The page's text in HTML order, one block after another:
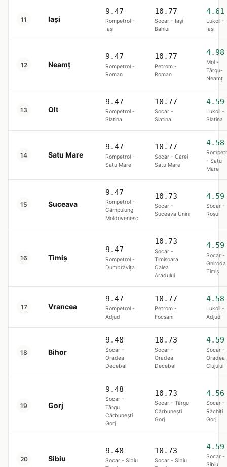
11 Iași
9.47
Rompetrol -
Iaşi
10.77
Socar - Iaşi
Bahlui
4.61
Lukoil -
Iaşi
12 Neamț
9.47
Rompetrol -
Roman
10.77
Petrom -
Roman
4.98
Mol -
Târgu-
Neamţ
13 Olt
9.47
Rompetrol -
Slatina
10.77
Socar -
Slatina
4.59
Lukoil -
Slatina
14 Satu Mare
9.47
Rompetrol -
Satu Mare
10.77
Socar - Carei
Satu Mare
4.58
- Satu
Mare
15 Suceava
9.47
Rompetrol -
Câmpulung
Moldovenesc
10.73
Socar -
Suceava Unirii
4.59
Socar -
Roşu
16 Timiș
9.47
Rompetrol -
Dumbrăviţa
10.73
Socar -
Timișoara
Calea
Aradului
4.59
Socar -
Ghiroda
Timiş
17 Vrancea
9.47
Rompetrol -
Adjud
10.77
Petrom -
Focşani
4.58
Lukoil -
Adjud
18 Bihor
9.48
Socar -
Oradea
Decebal
10.73
Socar -
Oradea
Decebal
4.59
Socar -
Oradea
Clujului
19 Gorj
9.48
Socar -
Târgu
Cărbunești
Gorj
10.73
Socar - Târgu
Cărbunești
Gorj
4.56
Socar -
Răchiți
Gorj
20 Sibiu
9.48
Socar - Sibiu
10.73
Socar - Sibiu
4.59
Socar -
Sibiu